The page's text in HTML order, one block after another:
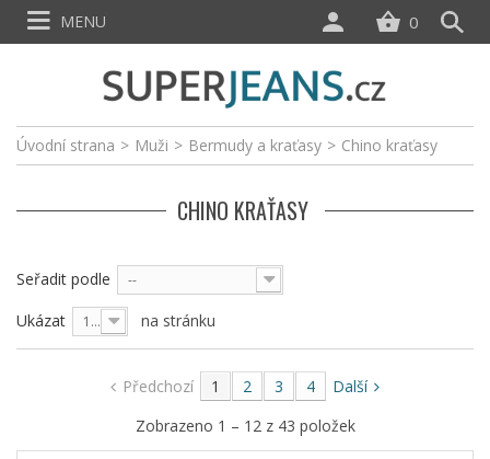
Úvodní strana > Muži > Bermudy a kraťasy > Chino kraťasy
CHINO KRAŤASY
Seřadit podle --
Ukázat 12 na stránku
Předchozí 1 2 3 4
Další
Zobrazeno 1 – 12 z 43 položek
0
MENU